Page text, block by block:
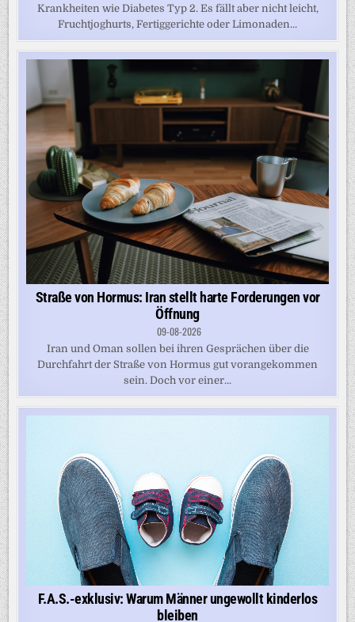
Krankheiten wie Diabetes Typ 2. Es fällt aber nicht leicht,
Fruchtjoghurts, Fertiggerichte oder Limonaden...
Straße von Hormus: Iran stellt harte Forderungen vor
Öffnung
09-08-2026
Iran und Oman sollen bei ihren Gesprächen über die
Durchfahrt der Straße von Hormus gut vorangekommen
sein. Doch vor einer...
F.A.S.-exklusiv: Warum Männer ungewollt kinderlos
bleiben